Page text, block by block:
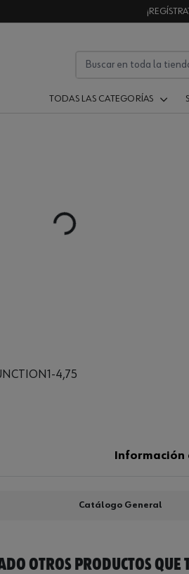
TODAS LAS CATEGORÍAS
Loading...
4,75
Información
Catálogo General
OTROS PRODUCTOS QUE